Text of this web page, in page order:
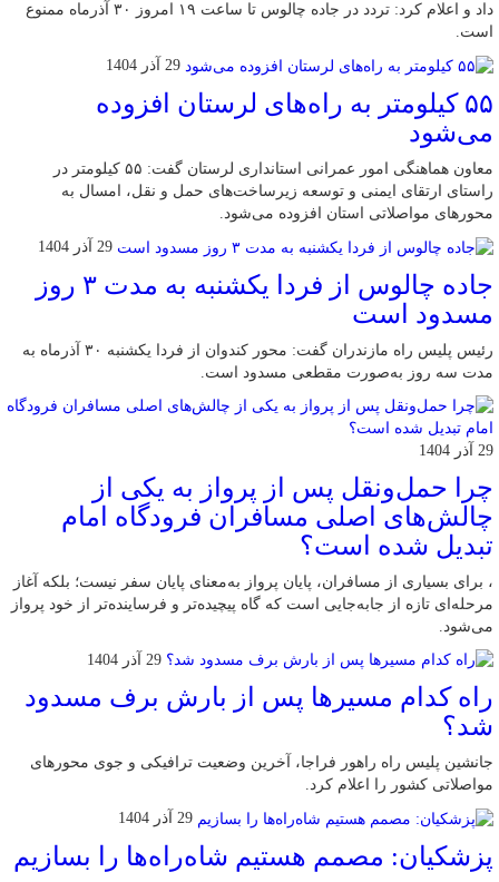
داد و اعلام کرد: تردد در جاده چالوس تا ساعت ۱۹ امروز ۳۰ آذرماه ممنوع
است.
29 آذر 1404
۵۵ کیلومتر به راه‌های لرستان افزوده
می‌شود
معاون هماهنگی امور عمرانی استانداری لرستان گفت: ۵۵ کیلومتر در
راستای ارتقای ایمنی و توسعه زیرساخت‌های حمل و نقل، امسال به
محورهای مواصلاتی استان افزوده می‌شود.
29 آذر 1404
جاده چالوس از فردا یکشنبه به مدت ۳ روز
مسدود است
رئیس پلیس راه مازندران گفت: محور کندوان از فردا یکشنبه ۳۰ آذرماه به
مدت سه روز به‌صورت مقطعی مسدود است.
29 آذر 1404
چرا حمل‌ونقل پس از پرواز به یکی از
چالش‌های اصلی مسافران فرودگاه امام
تبدیل شده است؟
، برای بسیاری از مسافران، پایان پرواز به‌معنای پایان سفر نیست؛ بلکه آغاز
مرحله‌ای تازه از جابه‌جایی است که گاه پیچیده‌تر و فرساینده‌تر از خود پرواز
می‌شود.
29 آذر 1404
راه کدام مسیرها پس از بارش برف مسدود
شد؟
جانشین پلیس راه راهور فراجا، آخرین وضعیت ترافیکی و جوی محورهای
مواصلاتی کشور را اعلام کرد.
29 آذر 1404
پزشکیان: مصمم هستیم شاه‌راه‌ها را بسازیم